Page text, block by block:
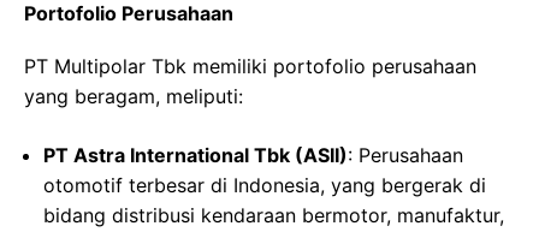
Portofolio Perusahaan
PT Multipolar Tbk memiliki portofolio perusahaan
yang beragam, meliputi:
PT Astra International Tbk (ASII): Perusahaan
otomotif terbesar di Indonesia, yang bergerak di
bidang distribusi kendaraan bermotor, manufaktur,